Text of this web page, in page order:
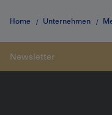
Home Unternehmen